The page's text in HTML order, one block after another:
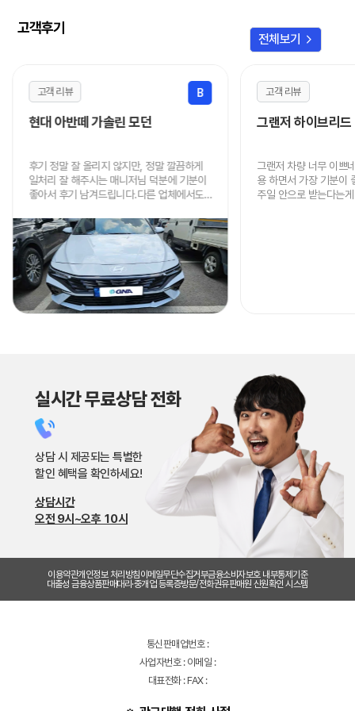
고객후기
전체보기 chevron_right
B
고객 리뷰
현대 아반떼 가솔린 모던
후기 정말 잘 올리지 않지만, 정말 깔끔하게
일처리 잘 해주시는 매니저님 덕분에 기분이
좋아서 후기 남겨드립니다.다른 업체에서도
빠르고 저렴하게 해주셔서 정말 감사드립니
다.주변에 렌트 원하시는 분 있으면 적극적으
로 추천드리겠습니다.정말 감사했어요!!! 차
잘 타고 다니겠습니다!~
고객 리뷰
그랜저 하이브리드
그랜저 차량 너무 이쁘
용 하면서 가장 기분이
주일 안으로 받는다는
실시간 무료상담 전화
상담 시 제공되는 특별한
할인 혜택을 확인하세요!
상담시간
오전 9시~오후 10시
이용약관개인정보 처리방침이메일무단수집거부금융소비자보호 내부통제기준
대출성 금융상품판매대리·중개업 등록증방문/전화권유판매원 신원확인 시스템
통신판매업번호 :
사업자번호 : 이메일 :
대표전화 : FAX :